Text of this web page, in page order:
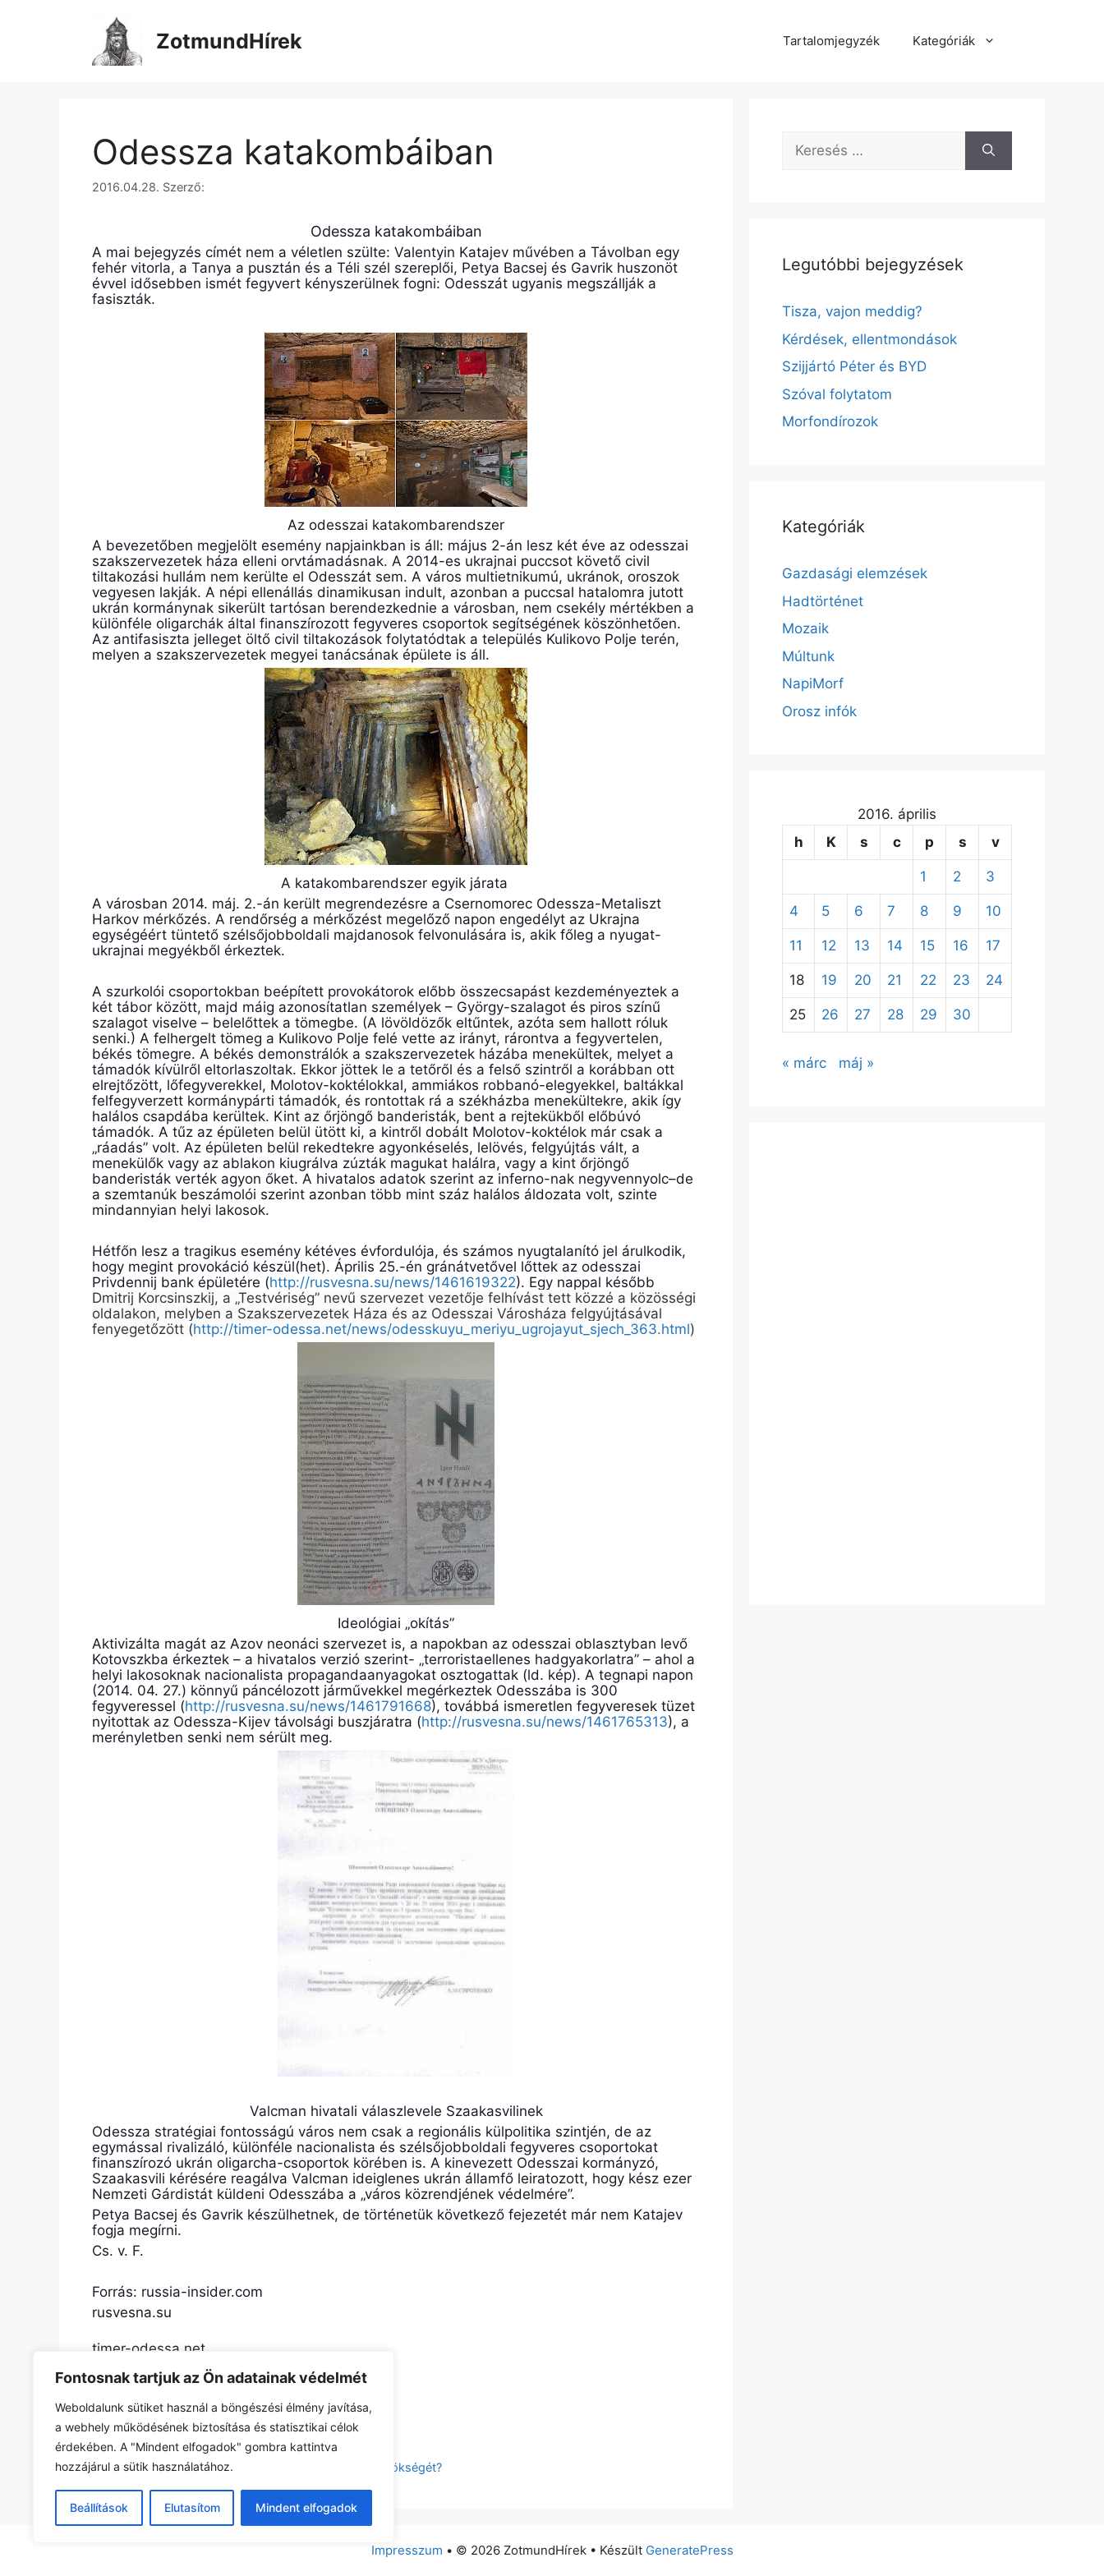
Fontosnak tartjuk az Ön adatainak védelmét
Weboldalunk sütiket használ a böngészési élmény javítása,
a webhely működésének biztosítása és statisztikai célok
érdekében. A "Mindent elfogadok" gombra kattintva
hozzájárul a sütik használatához.
Beállítások Elutasítom Mindent elfogadok
ZotmundHírek Tartalomjegyzék Kategóriák
Odessza katakombáiban
2016.04.28. Szerző:
Odessza katakombáiban
A mai bejegyzés címét nem a véletlen szülte: Valentyin Katajev művében a Távolban egy
fehér vitorla, a Tanya a pusztán és a Téli szél szereplői, Petya Bacsej és Gavrik huszonöt
évvel idősebben ismét fegyvert kényszerülnek fogni: Odesszát ugyanis megszállják a
fasiszták.
Az odesszai katakombarendszer
A bevezetőben megjelölt esemény napjainkban is áll: május 2-án lesz két éve az odesszai
szakszervezetek háza elleni orvtámadásnak. A 2014-es ukrajnai puccsot követő civil
tiltakozási hullám nem kerülte el Odesszát sem. A város multietnikumú, ukránok, oroszok
vegyesen lakják. A népi ellenállás dinamikusan indult, azonban a puccsal hatalomra jutott
ukrán kormánynak sikerült tartósan berendezkednie a városban, nem csekély mértékben a
különféle oligarchák által finanszírozott fegyveres csoportok segítségének köszönhetően.
Az antifasiszta jelleget öltő civil tiltakozások folytatódtak a település Kulikovo Polje terén,
melyen a szakszervezetek megyei tanácsának épülete is áll.
A katakombarendszer egyik járata
A városban 2014. máj. 2.-án került megrendezésre a Csernomorec Odessza-Metaliszt
Harkov mérkőzés. A rendőrség a mérkőzést megelőző napon engedélyt az Ukrajna
egységéért tüntető szélsőjobboldali majdanosok felvonulására is, akik főleg a nyugat-
ukrajnai megyékből érkeztek.
A szurkolói csoportokban beépített provokátorok előbb összecsapást kezdeményeztek a
két tábor között, majd máig azonosítatlan személyek – György-szalagot és piros színű
szalagot viselve – belelőttek a tömegbe. (A lövöldözők eltűntek, azóta sem hallott róluk
senki.) A felhergelt tömeg a Kulikovo Polje felé vette az irányt, rárontva a fegyvertelen,
békés tömegre. A békés demonstrálók a szakszervezetek házába menekültek, melyet a
támadók kívülről eltorlaszoltak. Ekkor jöttek le a tetőről és a felső szintről a korábban ott
elrejtőzött, lőfegyverekkel, Molotov-koktélokkal, ammiákos robbanó-elegyekkel, baltákkal
felfegyverzett kormánypárti támadók, és rontottak rá a székházba menekültekre, akik így
halálos csapdába kerültek. Kint az őrjöngő banderisták, bent a rejtekükből előbúvó
támadók. A tűz az épületen belül ütött ki, a kintről dobált Molotov-koktélok már csak a
„ráadás” volt. Az épületen belül rekedtekre agyonkéselés, lelövés, felgyújtás vált, a
menekülők vagy az ablakon kiugrálva zúzták magukat halálra, vagy a kint őrjöngő
banderisták verték agyon őket. A hivatalos adatok szerint az inferno-nak negyvennyolc–de
a szemtanúk beszámolói szerint azonban több mint száz halálos áldozata volt, szinte
mindannyian helyi lakosok.
Hétfőn lesz a tragikus esemény kétéves évfordulója, és számos nyugtalanító jel árulkodik,
hogy megint provokáció készül(het). Április 25.-én gránátvetővel lőttek az odesszai
Privdennij bank épületére (http://rusvesna.su/news/1461619322). Egy nappal később
Dmitrij Korcsinszkij, a „Testvériség” nevű szervezet vezetője felhívást tett közzé a közösségi
oldalakon, melyben a Szakszervezetek Háza és az Odesszai Városháza felgyújtásával
fenyegetőzött (http://timer-odessa.net/news/odesskuyu_meriyu_ugrojayut_sjech_363.html)
Ideológiai „okítás”
Aktivizálta magát az Azov neonáci szervezet is, a napokban az odesszai oblasztyban levő
Kotovszkba érkeztek – a hivatalos verzió szerint- „terroristaellenes hadgyakorlatra” – ahol a
helyi lakosoknak nacionalista propagandaanyagokat osztogattak (ld. kép). A tegnapi napon
(2014. 04. 27.) könnyű páncélozott járművekkel megérkeztek Odesszába is 300
fegyveressel (http://rusvesna.su/news/1461791668), továbbá ismeretlen fegyveresek tüzet
nyitottak az Odessza-Kijev távolsági buszjáratra (http://rusvesna.su/news/1461765313), a
merényletben senki nem sérült meg.
Valcman hivatali válaszlevele Szaakasvilinek
Odessza stratégiai fontosságú város nem csak a regionális külpolitika szintjén, de az
egymással rivalizáló, különféle nacionalista és szélsőjobboldali fegyveres csoportokat
finanszírozó ukrán oligarcha-csoportok körében is. A kinevezett Odesszai kormányzó,
Szaakasvili kérésére reagálva Valcman ideiglenes ukrán államfő leiratozott, hogy kész ezer
Nemzeti Gárdistát küldeni Odesszába a „város közrendjének védelmére”.
Petya Bacsej és Gavrik készülhetnek, de történetük következő fejezetét már nem Katajev
fogja megírni.
Cs. v. F.
Forrás: russia-insider.com
rusvesna.su
timer-odessa.net
F
a
c
e
b
o
E
m
ai
l
Kategória
Mozaik
Szeverodvinszk – a tengeralattjárók szülővárosa
President Killary: Túlélné-e a világ Hillary Clinton elnökségét?
Keresés:
Legutóbbi bejegyzések
Tisza, vajon meddig?
Kérdések, ellentmondások
Szijjártó Péter és BYD
Szóval folytatom
Morfondírozok
Kategóriák
Gazdasági elemzések
Hadtörténet
Mozaik
Múltunk
NapiMorf
Orosz infók
2016. április
h
K s c p s v
1 2 3
4 5 6 7 8 9 10
11 12 13 14 15 16 17
18 19 20 21 22 23 24
25 26 27 28 29 30
« márc máj »
Impresszum • © 2026 ZotmundHírek • Készült GeneratePress